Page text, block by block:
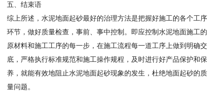
五、结束语
综上所述，水泥地面起砂最好的治理方法是把握好施工的各个工序
环节，做好质量检查，事前、事中控制。即应控制水泥地面施工的
原材料和施工工序的每一步，在施工流程每一道工序上做到明确交
底，严格执行标准规范和施工操作规程，及时进行好产品保护和保
养，就能有效地阻止水泥地面起砂现象的发生，杜绝地面起砂的质
量问题。